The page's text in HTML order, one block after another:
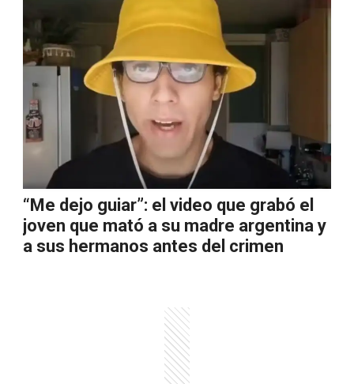
“Me dejo guiar”: el video que grabó el
joven que mató a su madre argentina y
a sus hermanos antes del crimen